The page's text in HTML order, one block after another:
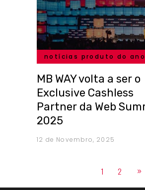
notícias produto do ano
MB WAY volta a ser o
Exclusive Cashless
Partner da Web
2025
12 de Novembro, 2025
1 2